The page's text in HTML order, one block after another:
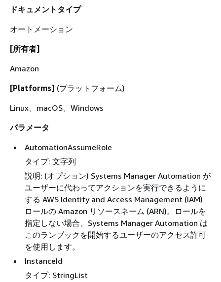
ドキュメントタイプ
オートメーション
[所有者]
Amazon
[Platforms] (プラットフォーム)
Linux、macOS、Windows
パラメータ
AutomationAssumeRole
タイプ: 文字列
説明: (オプション) Systems Manager Automation が
ユーザーに代わってアクションを実行できるように
する AWS Identity and Access Management (IAM)
ロールの Amazon リソースネーム (ARN)。ロールを
指定しない場合、Systems Manager Automation は
このランブックを開始するユーザーのアクセス許可
を使用します。
InstanceId
タイプ: StringList